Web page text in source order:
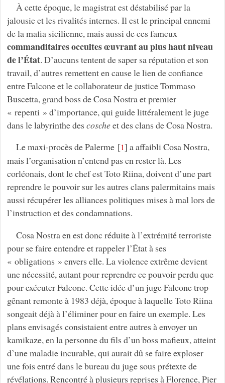
À cette époque, le magistrat est déstabilisé par la
jalousie et les rivalités internes. Il est le principal ennemi
de la mafia sicilienne, mais aussi de ces fameux
commanditaires occultes œuvrant au plus haut niveau
de l’État. D’aucuns tentent de saper sa réputation et son
travail, d’autres remettent en cause le lien de confiance
entre Falcone et le collaborateur de justice Tommaso
Buscetta, grand boss de Cosa Nostra et premier
« repenti » d’importance, qui guide littéralement le juge
dans le labyrinthe des coscheet des clans de Cosa Nostra.
Le maxi-procès de Palerme[1] a affaibli Cosa Nostra,
mais l’organisation n’entend pas en rester là. Les
corléonais, dont le chef est Toto Riina, doivent d’une part
reprendre le pouvoir sur les autres clans palermitains mais
aussi récupérer les alliances politiques mises à mal lors de
l’instruction et des condamnations.
Cosa Nostra en est donc réduite à l’extrémité terroriste
pour se faire entendre et rappeler l’État à ses
« obligations » envers elle. La violence extrême devient
une nécessité, autant pour reprendre ce pouvoir perdu que
pour exécuter Falcone. Cette idée d’un juge Falcone trop
gênant remonte à 1983 déjà, époque à laquelle Toto Riina
songeait déjà à l’éliminer pour en faire un exemple. Les
plans envisagés consistaient entre autres à envoyer un
kamikaze, en la personne du fils d’un boss mafieux, atteint
d’une maladie incurable, qui aurait dû se faire exploser
une fois entré dans le bureau du juge sous prétexte de
révélations. Rencontré à plusieurs reprises à Florence, Pier